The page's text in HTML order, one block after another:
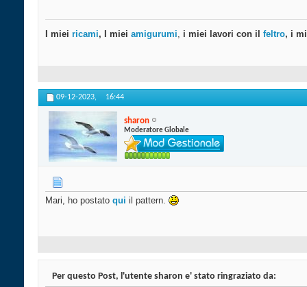
I miei ricami, I miei amigurumi, i miei lavori con il feltro, i
09-12-2023, 16:44
sharon
Moderatore Globale
Mari, ho postato qui il pattern.
Per questo Post, l'utente sharon e' stato ringraziato da: